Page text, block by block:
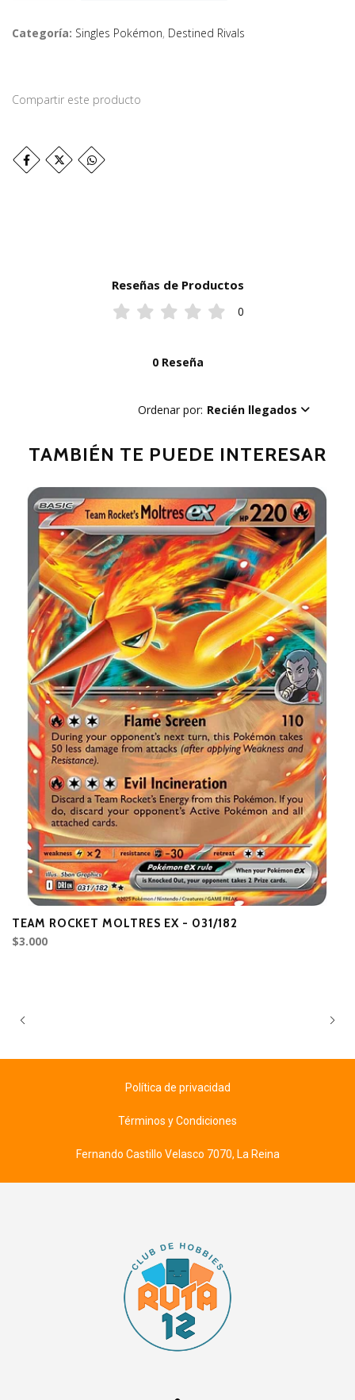
Categoría: Singles Pokémon, Destined Rivals
Compartir este producto
Reseñas de Productos
0
0 Reseña
Ordenar por: Recién llegados
TAMBIÉN TE PUEDE INTERESAR
TEAM ROCKET MOLTRES EX - 031/182
$3.000
Política de privacidad
Términos y Condiciones
Fernando Castillo Velasco 7070, La Reina